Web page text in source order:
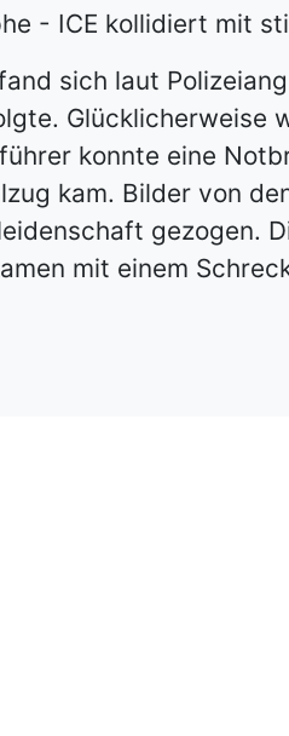
- ICE kollidiert mit
sich laut
Glücklicherweise
konnte eine
kam. Bilder von
gezogen.
mit einem